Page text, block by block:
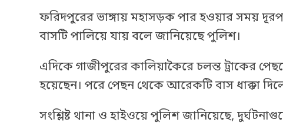
ফরিদপুরের ভাঙ্গায় মহাসড়ক পার হওয়ার সময়
বাসটি পালিয়ে যায় বলে জানিয়েছে পুলিশ।
এদিকে গাজীপুরের কালিয়াকৈরে চলন্ত
হয়েছেন। পরে পেছন থেকে আরেকটি বাস ধাক্কা
সংশ্লিষ্ট থানা ও হাইওয়ে পুলিশ জানিয়েছে,